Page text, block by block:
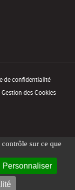
sur ce que
Personnaliser
UN MAGASIN
de confidentialité
Gestion des Cookies